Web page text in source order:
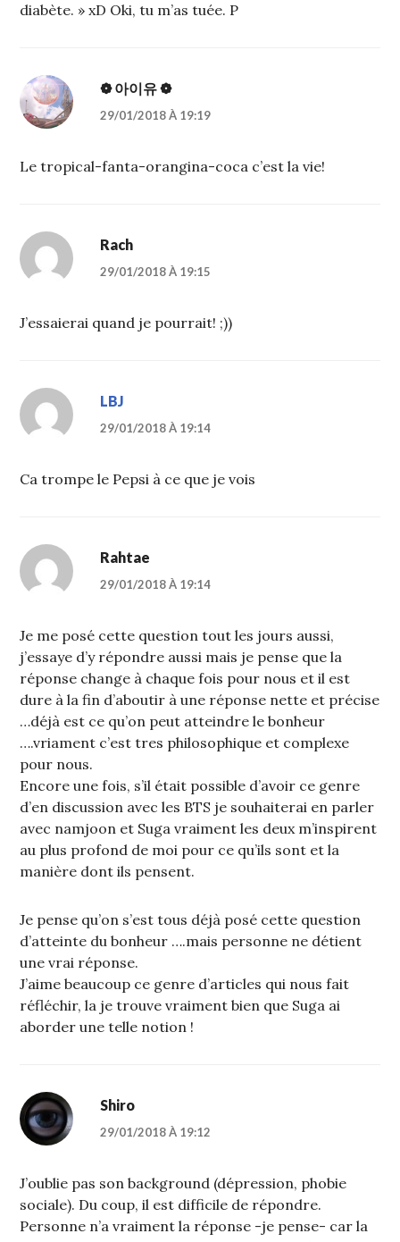
diabète. » xD Oki, tu m’as tuée. P
❁ 아이유 ❁
29/01/2018 À 19:19
Le tropical-fanta-orangina-coca c’est la vie!
Rach
29/01/2018 À 19:15
J’essaierai quand je pourrait! ;))
LBJ
29/01/2018 À 19:14
Ca trompe le Pepsi à ce que je vois
Rahtae
29/01/2018 À 19:14
Je me posé cette question tout les jours aussi,
j’essaye d’y répondre aussi mais je pense que la
réponse change à chaque fois pour nous et il est
dure à la fin d’aboutir à une réponse nette et précise
…déjà est ce qu’on peut atteindre le bonheur
….vriament c’est tres philosophique et complexe
pour nous.
Encore une fois, s’il était possible d’avoir ce genre
d’en discussion avec les BTS je souhaiterai en parler
avec namjoon et Suga vraiment les deux m’inspirent
au plus profond de moi pour ce qu’ils sont et la
manière dont ils pensent.
Je pense qu’on s’est tous déjà posé cette question
d’atteinte du bonheur ….mais personne ne détient
une vrai réponse.
J’aime beaucoup ce genre d’articles qui nous fait
réfléchir, la je trouve vraiment bien que Suga ai
aborder une telle notion !
Shiro
29/01/2018 À 19:12
J’oublie pas son background (dépression, phobie
sociale). Du coup, il est difficile de répondre.
Personne n’a vraiment la réponse -je pense- car la